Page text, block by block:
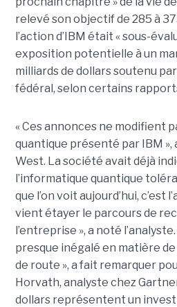
relevé son objectif de 285 à
l’action d’IBM était « sous-
exposition potentielle à un
milliards de dollars soutenu
fédéral, selon certains
« Ces annonces ne modifient
quantique présenté par IBM
West. La société avait déjà
l’informatique quantique
que l’on voit aujourd’hui, c’est
vient étayer le parcours de
l’entreprise », a noté
presque inégalé en matière
de route », a fait remarquer
Horvath, analyste chez
dollars représentent un